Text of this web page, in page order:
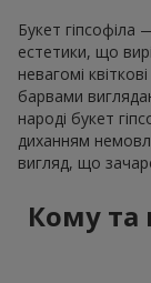
Букет
естетики, що
невагомі
барвами
народі букет
диханням
вигляд, що
Кому та